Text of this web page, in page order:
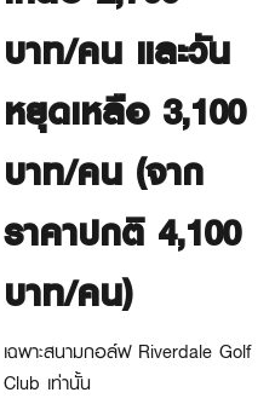
บาท/คน และวัน
หยุดเหลือ 3,100
บาท/คน (จาก
ราคาปกติ 4,100
บาท/คน)
เฉพาะสนามกอล์ฟ Riverdale Golf
Club เท่านั้น